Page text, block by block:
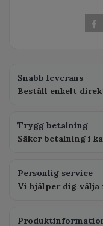
Snabb leverans
Beställ enkelt
Trygg betalning
Säker betalning i
Personlig service
Vi hjälper dig välja